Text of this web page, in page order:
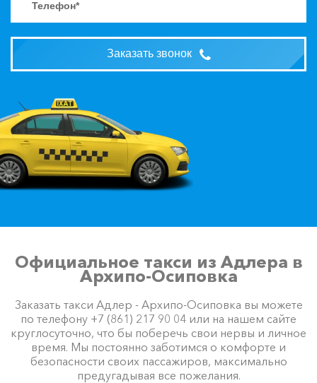
Заказать звонок
Официальное такси из Адлера в
Архипо-Осиповка
Заказать такси Адлер - Архипо-Осиповка вы можете
по телефону +7 (861) 217 90 04 или на нашем сайте
круглосуточно, что бы поберечь свои нервы и личное
время. Мы постоянно заботимся о комфорте и
безопасности своих пассажиров, максимально
предугадывая все пожелания.